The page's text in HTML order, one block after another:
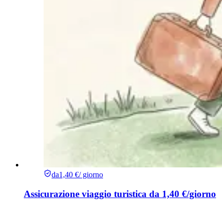
da1,40 €/ giorno
Assicurazione viaggio turistica da 1,40 €/giorno